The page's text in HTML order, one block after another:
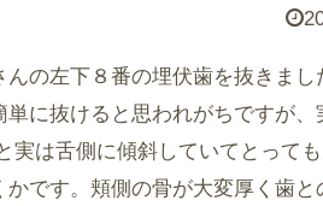
んの左下８番の埋伏歯を抜きま
単に抜けると思われがちですが
実は舌側に傾斜していてとって
かです。頬側の骨が大変厚く歯